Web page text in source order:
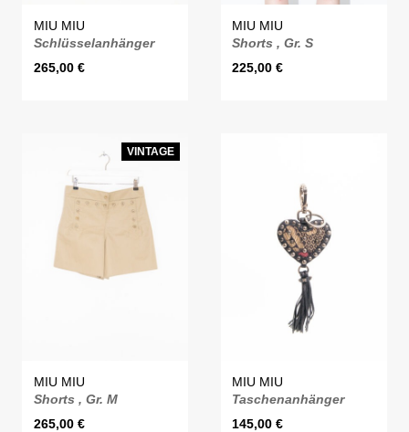
MIU MIU
Schlüsselanhänger
265,00 €
MIU MIU
Shorts , Gr. S
225,00€
VINTAGE
MIU MIU
Shorts , Gr. M
265,00 €
MIU MIU
Taschenanhänger
145,00€